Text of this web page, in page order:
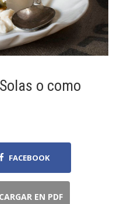
o como
FACEBOOK
EN PDF